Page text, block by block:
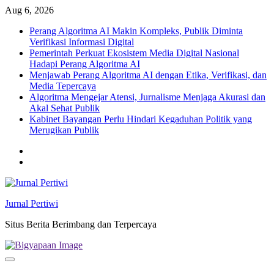
Skip
content
Aug 6, 2026
Perang Algoritma AI Makin Kompleks, Publik Diminta
Verifikasi Informasi Digital
Pemerintah Perkuat Ekosistem Media Digital Nasional
Hadapi Perang Algoritma AI
Menjawab Perang Algoritma AI dengan Etika, Verifikasi, dan
Media Tepercaya
Algoritma Mengejar Atensi, Jurnalisme Menjaga Akurasi dan
Akal Sehat Publik
Kabinet Bayangan Perlu Hindari Kegaduhan Politik yang
Merugikan Publik
Jurnal Pertiwi
Situs Berita Berimbang dan Terpercaya